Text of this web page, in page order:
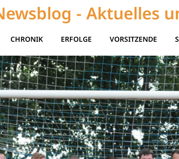
- Aktuelles
CHRONIK ERFOLGE VORSITZENDE